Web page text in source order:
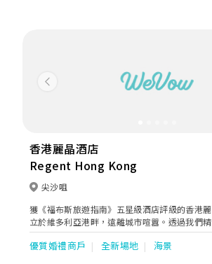
Previous
香港麗晶酒店
Regent Hong Kong
尖沙咀
獲《福布斯旅遊指南》五星級酒店評級的香港
立於維多利亞港畔，遠離城市喧囂。透過我們
華的餐飲享受，以及量身定制的貼心服務，為
新探索無縫的愉悅與「晶」喜時刻。
優質婚禮商戶 全新場地 海景